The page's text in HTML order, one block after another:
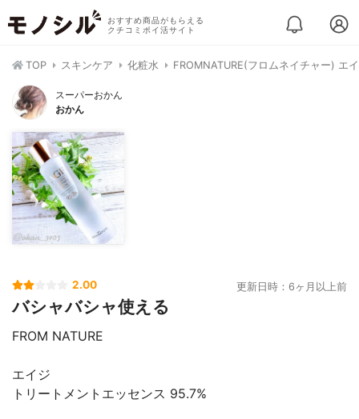
おすすめ商品がもらえる
クチコミポイ活サイト
TOP スキンケア 化粧水 FROMNATURE(フロムネイチャー) エ
スーパーおかん
おかん
2.00 更新日時：6ヶ月以上前
バシャバシャ使える
FROM NATURE
エイジ
トリートメントエッセンス 95.7%